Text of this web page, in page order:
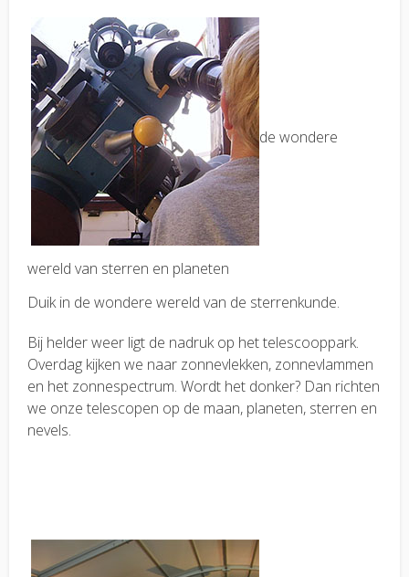
de wondere
wereld van sterren en planeten
Duik in de wondere wereld van de sterrenkunde.
Bij helder weer ligt de nadruk op het telescooppark.
Overdag kijken we naar zonnevlekken, zonnevlammen
en het zonnespectrum. Wordt het donker? Dan richten
we onze telescopen op de maan, planeten, sterren en
nevels.